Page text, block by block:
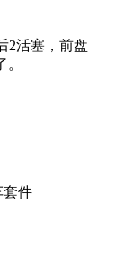
活塞，前盘